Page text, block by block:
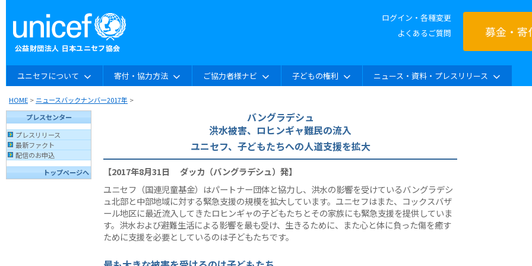
ログイン・各種変更
よくあるご質問
募金・寄
ユニセフについて 寄付・協力方法 ご協力者様ナビ 子どもの権利 ニュース・資料・プレスリリース
HOME > ニュースバックナンバー2017年 >
プレスセンター
プレスリリース
最新ファクト
配信のお申込
トップページへ
バングラデシュ
洪水被害、ロヒンギャ難民の流入
ユニセフ、子どもたちへの人道支援を拡大
【2017年8月31日 ダッカ（バングラデシュ）発】
ユニセフ（国連児童基金）はパートナー団体と協力し、洪水の影響を受けているバングラデシ
ュ北部と中部地域に対する緊急支援の規模を拡大しています。ユニセフはまた、コックスバザ
ール地区に最近流入してきたロヒンギャの子どもたちとその家族にも緊急支援を提供していま
す。洪水および避難生活による影響を最も受け、生きるために、また心と体に負った傷を癒す
ために支援を必要としているのは子どもたちです。